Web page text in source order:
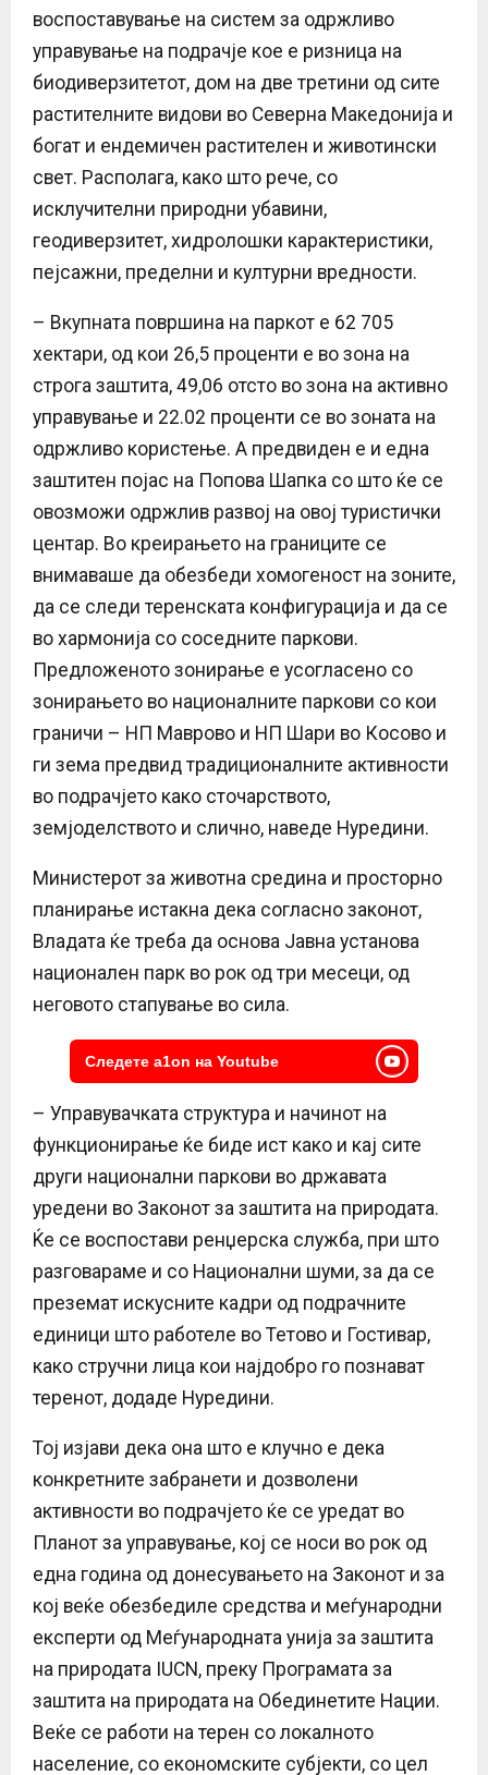
воспоставување на систем за одржливо
управување на подрачје кое е ризница на
биодиверзитетот, дом на две третини од сите
растителните видови во Северна Македонија и
богат и ендемичен растителен и животински
свет. Располага, како што рече, со
исклучителни природни убавини,
геодиверзитет, хидролошки карактеристики,
пејсажни, пределни и културни вредности.
– Вкупната површина на паркот е 62 705
хектари, од кои 26,5 проценти е во зона на
строга заштита, 49,06 отсто во зона на активно
управување и 22.02 проценти се во зоната на
одржливо користење. А предвиден е и една
заштитен појас на Попова Шапка со што ќе се
овозможи одржлив развој на овој туристички
центар. Во креирањето на границите се
внимаваше да обезбеди хомогеност на зоните,
да се следи теренската конфигурација и да се
во хармонија со соседните паркови.
Предложеното зонирање е усогласено со
зонирањето во националните паркови со кои
граничи – НП Маврово и НП Шари во Косово и
ги зема предвид традиционалните активности
во подрачјето како сточарството,
земјоделството и слично, наведе Нуредини.
Министерот за животна средина и просторно
планирање истакна дека согласно законот,
Владата ќе треба да основа Јавна установа
национален парк во рок од три месеци, од
неговото стапување во сила.
Следете a1on на Youtube
– Управувачката структура и начинот на
функционирање ќе биде ист како и кај сите
други национални паркови во државата
уредени во Законот за заштита на природата.
Ќе се воспостави ренџерска служба, при што
разговараме и со Национални шуми, за да се
преземат искусните кадри од подрачните
единици што работеле во Тетово и Гостивар,
како стручни лица кои најдобро го познават
теренот, додаде Нуредини.
Тој изјави дека она што е клучно е дека
конкретните забранети и дозволени
активности во подрачјето ќе се уредат во
Планот за управување, кој се носи во рок од
една година од донесувањето на Законот и за
кој веќе обезбедиле средства и меѓународни
експерти од Меѓународната унија за заштита
на природата IUCN, преку Програмата за
заштита на природата на Обединетите Нации.
Веќе се работи на терен со локалното
население, со економските субјекти, со цел